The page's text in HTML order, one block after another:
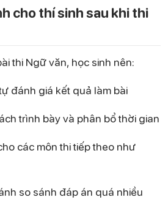
cho thí sinh sau khi thi
thi Ngữ văn, học sinh nên:
đánh giá kết quả làm bài
trình bày và phân bổ thời gian
các môn thi tiếp theo như
so sánh đáp án quá nhiều